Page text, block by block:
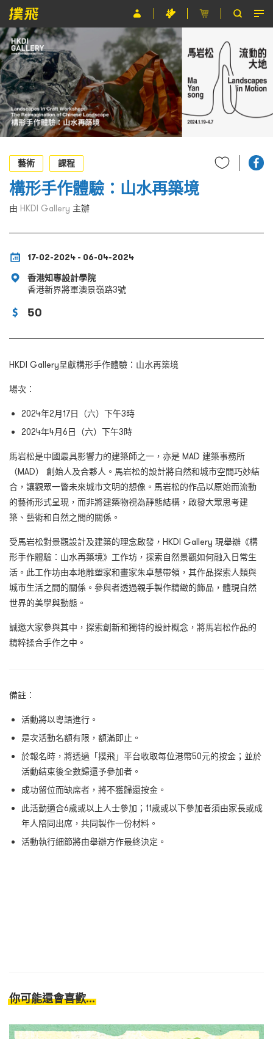
節目
主辦單位
關於撲飛
條款及細則
EN
藝術
課程
構形手作體驗：山水再築境
由 HKDI Gallery 主辦
17-02-2024 - 06-04-2024
香港知專設計學院
香港新界將軍澳景嶺路3號
50
HKDI Gallery呈獻構形手作體驗：山水再築境
場次：
2024年2月17日（六）下午3時
2024年4月6日（六）下午3時
馬岩松是中國最具影響力的建築師之一，亦是 MAD 建築事務所
（MAD） 創始人及合夥人。馬岩松的設計將自然和城市空間巧妙結
合，讓觀眾一瞥未來城市文明的想像。馬岩松的作品以原始而流動
的藝術形式呈現，而非將建築物視為靜態結構，啟發大眾思考建
築、藝術和自然之間的關係。
受馬岩松對景觀設計及建築的理念啟發，HKDI Gallery 現舉辦《構
形手作體驗：山水再築境》工作坊，探索自然景觀如何融入日常生
活。此工作坊由本地雕塑家和畫家朱卓慧帶領，其作品探索人類與
城市生活之間的關係。參與者透過親手製作精緻的飾品，體現自然
世界的美學與動態。
誠邀大家參與其中，探索創新和獨特的設計概念，將馬岩松作品的
精粹揉合手作之中。
備註：
活動將以粵語進行。
是次活動名額有限，額滿即止。
於報名時，將透過「撲飛」平台收取每位港幣50元的按金；並於
活動結束後全數歸還予參加者。
成功留位而缺席者，將不獲歸還按金。
此活動適合6歲或以上人士參加；11歲或以下參加者須由家長或成
年人陪同出席，共同製作一份材料。
活動執行細節將由舉辦方作最終決定。
你可能還會喜歡...